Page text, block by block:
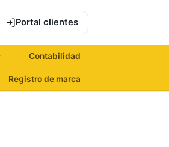
Portal clientes
Contabilidad
Registro de marca